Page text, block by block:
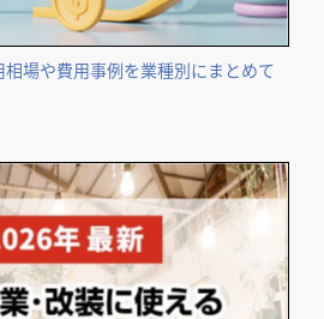
場や費用事例を業種別にまとめて